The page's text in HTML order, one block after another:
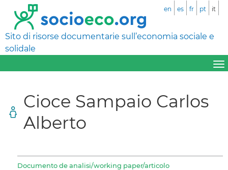
Sito di risorse documentarie sull’economia sociale e
solidale
en es fr pt it
Cioce Sampaio Carlos
Alberto
Documento de analisi/working paper/articolo